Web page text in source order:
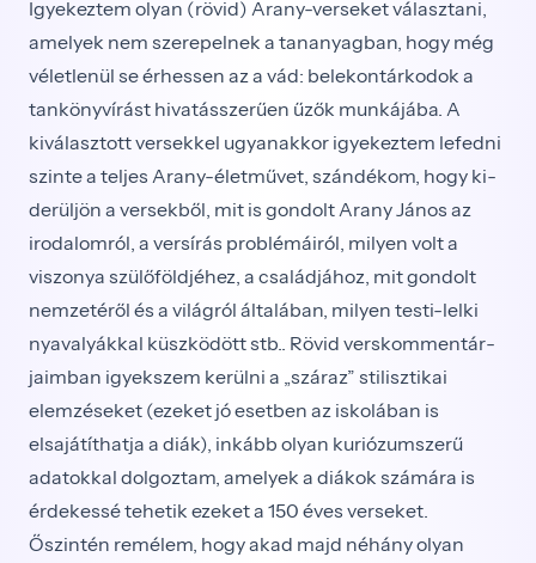
Igyekeztem olyan (rövid) Arany-verseket választa­ni,
amelyek nem szerepelnek a tananyagban, hogy még
véletlenül se érhessen az a vád: belekontárkodok a
tankönyvírást hivatásszerűen űzők munkájába. A
kiválasztott versekkel ugyanakkor igyekeztem lefedni
szinte a teljes Arany-életművet, szándékom, hogy ki­
derüljön a versekből, mit is gondolt Arany János az
irodalomról, a versírás problémáiról, milyen volt a
viszonya szülőföldjéhez, a családjához, mit gondolt
nemzetéről és a világról általában, milyen testi-lelki
nyavalyákkal küszködött stb.. Rövid verskommentár­
jaimban igyekszem kerülni a „száraz” stilisztikai
elemzéseket (ezeket jó esetben az iskolában is
elsajátíthatja a diák), inkább olyan kuriózumszerű
adatokkal dolgoztam, amelyek a diákok számára is
érdekessé tehe­tik ezeket a 150 éves verseket.
Őszintén remélem, hogy akad majd néhány olyan